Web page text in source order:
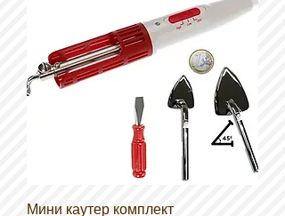
Мини каутер комплект